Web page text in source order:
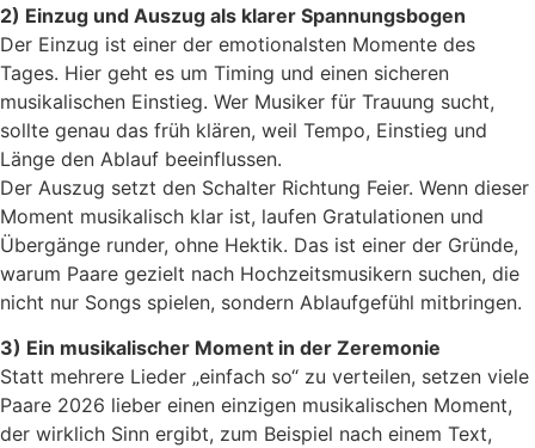
2) Einzug und Auszug als klarer Spannungsbogen
Der Einzug ist einer der emotionalsten Momente des
Tages. Hier geht es um Timing und einen sicheren
musikalischen Einstieg. Wer Musiker für Trauung sucht,
sollte genau das früh klären, weil Tempo, Einstieg und
Länge den Ablauf beeinflussen.
Der Auszug setzt den Schalter Richtung Feier. Wenn dieser
Moment musikalisch klar ist, laufen Gratulationen und
Übergänge runder, ohne Hektik. Das ist einer der Gründe,
warum Paare gezielt nach Hochzeitsmusikern suchen, die
nicht nur Songs spielen, sondern Ablaufgefühl mitbringen.
3) Ein musikalischer Moment in der Zeremonie
Statt mehrere Lieder „einfach so“ zu verteilen, setzen viele
Paare 2026 lieber einen einzigen musikalischen Moment,
der wirklich Sinn ergibt, zum Beispiel nach einem Text,